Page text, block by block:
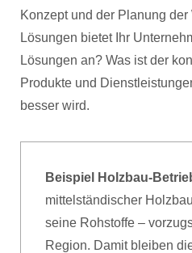
Konzept und der Planung
Lösungen bietet Ihr
Lösungen an? Was ist der
Produkte und
besser wird.
Beispiel Holzbau-
mittelständischer
seine Rohstoffe –
Region. Damit bleiben